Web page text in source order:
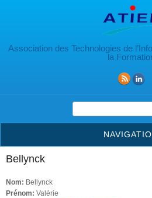
Association des Technologies de
la
Formulaire de
Bellynck
Nom: Bellynck
Prénom: Valérie